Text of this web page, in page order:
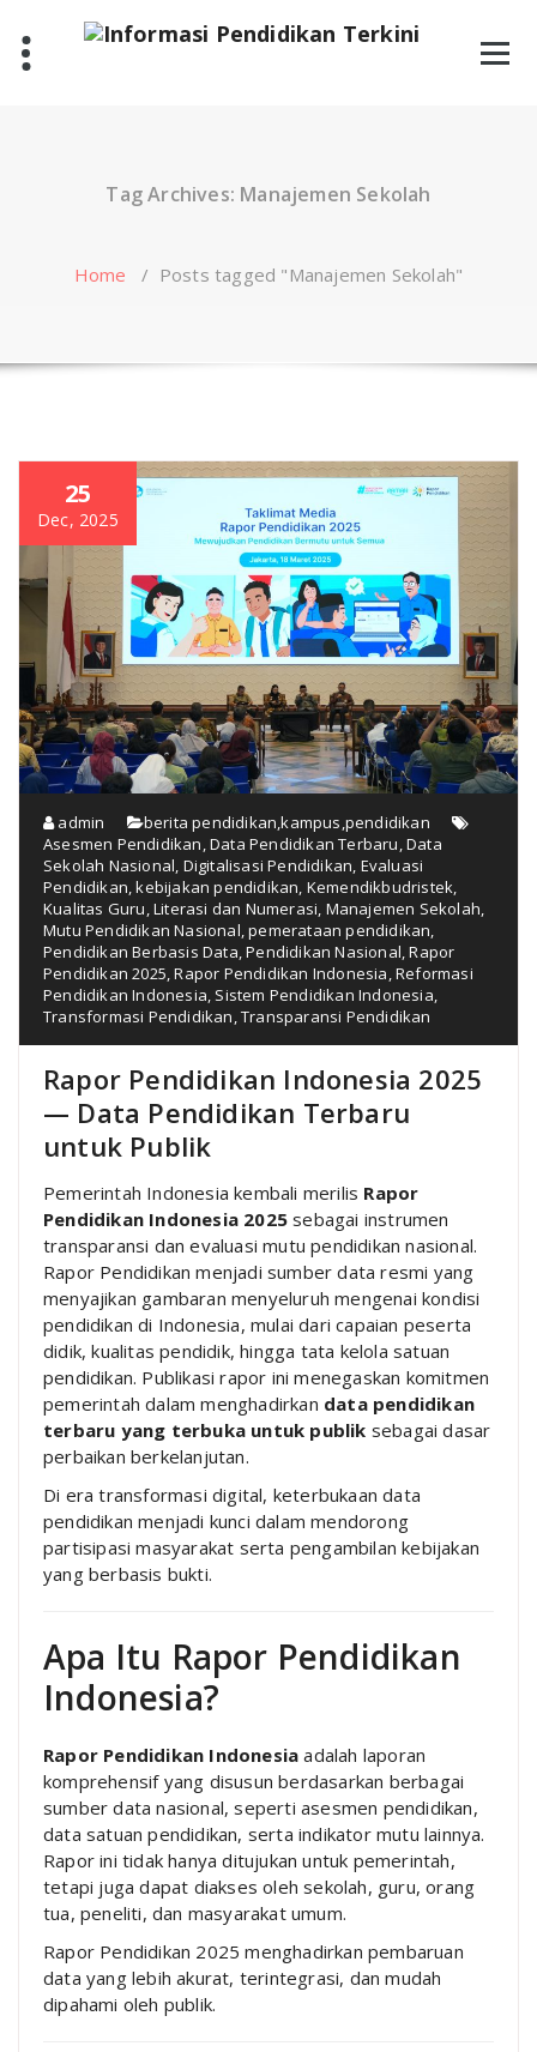
content
Tag Archives: Manajemen Sekolah
Home / Posts tagged "Manajemen Sekolah"
25
Dec, 2025
admin berita pendidikan,kampus,pendidikan
Asesmen Pendidikan,Data Pendidikan Terbaru,Data
Sekolah Nasional, Digitalisasi Pendidikan, Evaluasi
Pendidikan,kebijakan pendidikan, Kemendikbudristek,
Kualitas Guru,Literasi dan Numerasi, Manajemen Sekolah,
Mutu Pendidikan Nasional,pemerataan pendidikan,
Pendidikan Berbasis Data,Pendidikan Nasional,Rapor
Pendidikan 2025,Rapor Pendidikan Indonesia,Reformasi
Pendidikan Indonesia, Sistem Pendidikan Indonesia,
Transformasi Pendidikan,Transparansi Pendidikan
Rapor Pendidikan Indonesia 2025
— Data Pendidikan Terbaru
untuk Publik
Pemerintah Indonesia kembali merilis Rapor
Pendidikan Indonesia 2025 sebagai instrumen
transparansi dan evaluasi mutu pendidikan nasional.
Rapor Pendidikan menjadi sumber data resmi yang
menyajikan gambaran menyeluruh mengenai kondisi
pendidikan di Indonesia, mulai dari capaian peserta
didik, kualitas pendidik, hingga tata kelola satuan
pendidikan. Publikasi rapor ini menegaskan komitmen
pemerintah dalam menghadirkan data pendidikan
terbaru yang terbuka untuk publik sebagai dasar
perbaikan berkelanjutan.
Di era transformasi digital, keterbukaan data
pendidikan menjadi kunci dalam mendorong
partisipasi masyarakat serta pengambilan kebijakan
yang berbasis bukti.
Apa Itu Rapor Pendidikan
Indonesia?
Rapor Pendidikan Indonesia adalah laporan
komprehensif yang disusun berdasarkan berbagai
sumber data nasional, seperti asesmen pendidikan,
data satuan pendidikan, serta indikator mutu lainnya.
Rapor ini tidak hanya ditujukan untuk pemerintah,
tetapi juga dapat diakses oleh sekolah, guru, orang
tua, peneliti, dan masyarakat umum.
Rapor Pendidikan 2025 menghadirkan pembaruan
data yang lebih akurat, terintegrasi, dan mudah
dipahami oleh publik.